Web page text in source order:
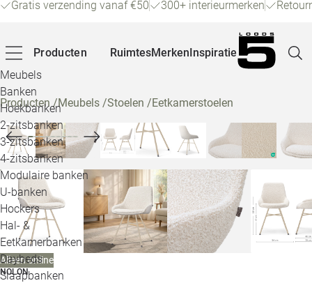
Gratis verzending vanaf €50 300+ interieurmerken
Producten
Meubels
Banken
Hoekbanken
2-zitsbanken
3-zitsbanken
4-zitsbanken
Modulaire banken
U-banken
Hockers
Hal- &
Eetkamerbanken
Daybeds
Slaapbanken
RuimtesMerkenInspiratie
Producten/Meubels /Stoelen /Eetkamerstoelen
Alleen online
NOLON